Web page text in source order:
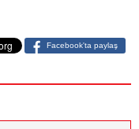
Facebook'ta paylaş